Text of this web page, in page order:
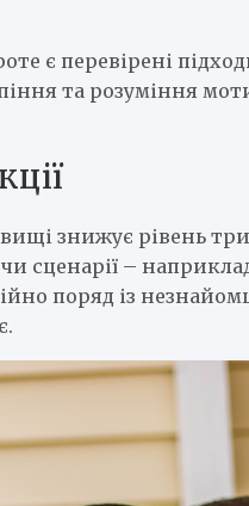
є перевірені
та розуміння
знижує рівень
сценарії –
поряд із